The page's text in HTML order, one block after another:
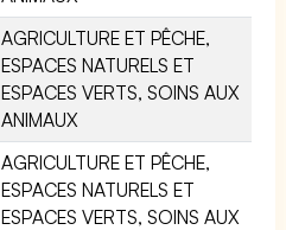
AGRICULTURE ET PÊCHE,
ESPACES NATURELS ET
ESPACES VERTS, SOINS AUX
ANIMAUX
AGRICULTURE ET PÊCHE,
ESPACES NATURELS ET
ESPACES VERTS, SOINS AUX